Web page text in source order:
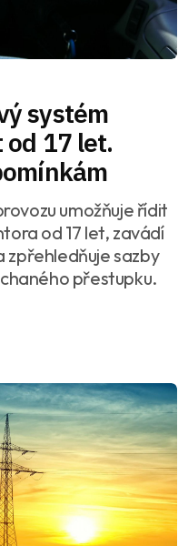
systém
17 let.
umožňuje řídit
od 17 let, zavádí
zpřehledňuje sazby
přestupku.